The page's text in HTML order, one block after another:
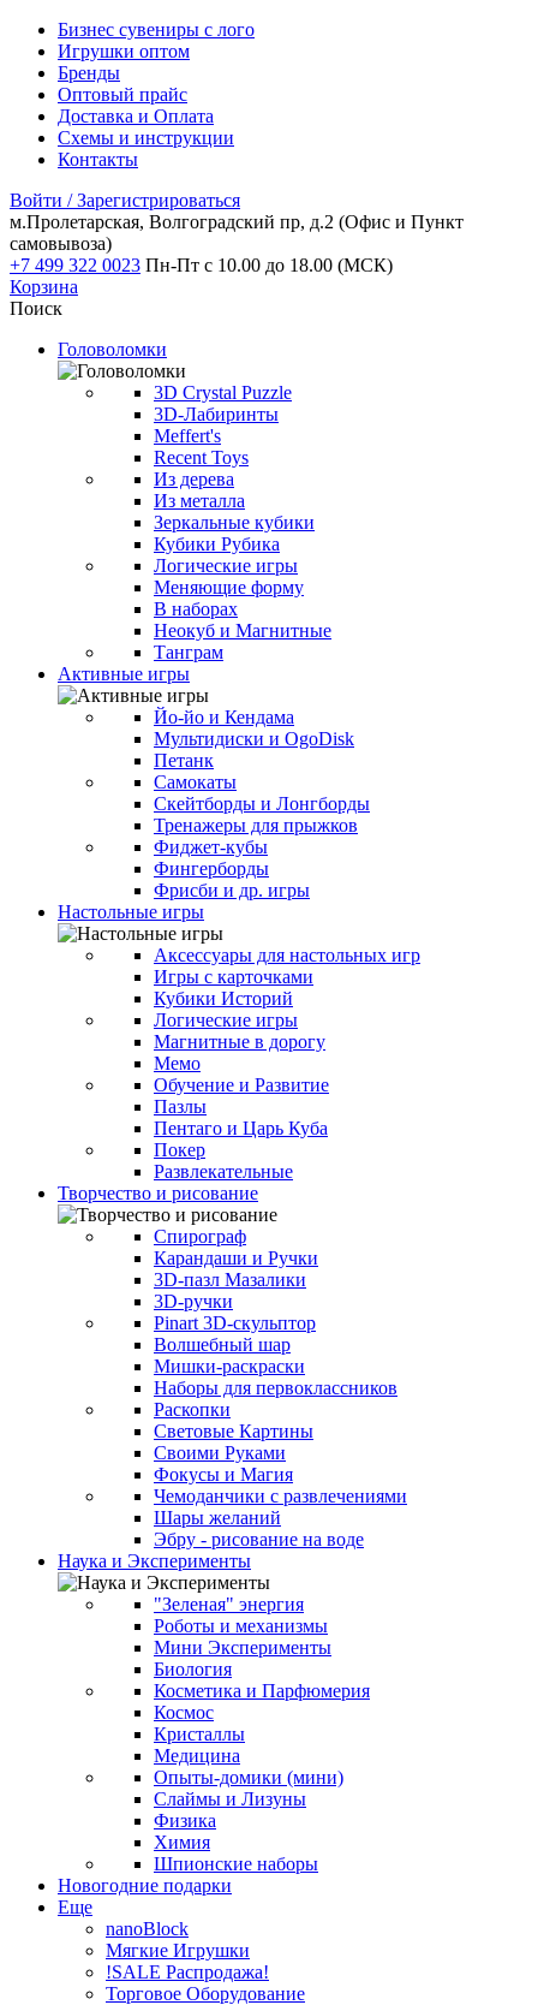
Бизнес сувениры с лого
Игрушки оптом
Бренды
Оптовый прайс
Доставка и Оплата
Схемы и инструкции
Контакты
Войти / Зарегистрироваться
м.Пролетарская, Волгоградский пр, д.2 (Офис и Пункт
самовывоза)
+7 499 322 0023 Пн-Пт с 10.00 до 18.00 (МСК)
Корзина
Поиск
Головоломки
3D Crystal Puzzle
3D-Лабиринты
Meffert's
Recent Toys
Из дерева
Из металла
Зеркальные кубики
Кубики Рубика
Логические игры
Меняющие форму
В наборах
Неокуб и Магнитные
Танграм
Активные игры
Йо-йо и Кендама
Мультидиски и OgoDisk
Петанк
Самокаты
Скейтборды и Лонгборды
Тренажеры для прыжков
Фиджет-кубы
Фингерборды
Фрисби и др. игры
Настольные игры
Аксессуары для настольных игр
Игры с карточками
Кубики Историй
Логические игры
Магнитные в дорогу
Мемо
Обучение и Развитие
Пазлы
Пентаго и Царь Куба
Покер
Развлекательные
Творчество и рисование
Спирограф
Карандаши и Ручки
3D-пазл Мазалики
3D-ручки
Pinart 3D-скульптор
Волшебный шар
Мишки-раскраски
Наборы для первоклассников
Раскопки
Световые Картины
Своими Руками
Фокусы и Магия
Чемоданчики с развлечениями
Шары желаний
Эбру - рисование на воде
Наука и Эксперименты
"Зеленая" энергия
Роботы и механизмы
Мини Эксперименты
Биология
Косметика и Парфюмерия
Космос
Кристаллы
Медицина
Опыты-домики (мини)
Слаймы и Лизуны
Физика
Химия
Шпионские наборы
Новогодние подарки
Еще
nanoBlock
Мягкие Игрушки
!SALE Распродажа!
Торговое Оборудование